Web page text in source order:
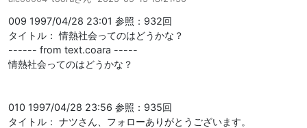
009 1997/04/28 23:01 参照：932回
タイトル： 情熱社会ってのはどうかな？
------ from text.coara -----
情熱社会ってのはどうかな？
010 1997/04/28 23:56 参照：935回
タイトル： ナツさん、フォローありがとうございます。